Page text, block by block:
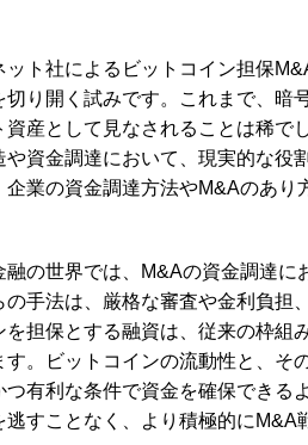
ット社によるビットコイン担保
切り開く試みです。これまで、暗
資産として見なされることは稀で
や資金調達において、現実的な役
企業の資金調達方法やM&Aのあり
融の世界では、M&Aの資金調達
の手法は、厳格な審査や金利負担
を担保とする融資は、従来の枠組
す。ビットコインの流動性と、そ
つ有利な条件で資金を確保できる
逃すことなく、より積極的にM&A